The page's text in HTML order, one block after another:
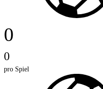
0
0
pro Spiel